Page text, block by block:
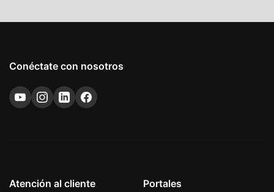
Conéctate con nosotros
Atención al cliente Portales